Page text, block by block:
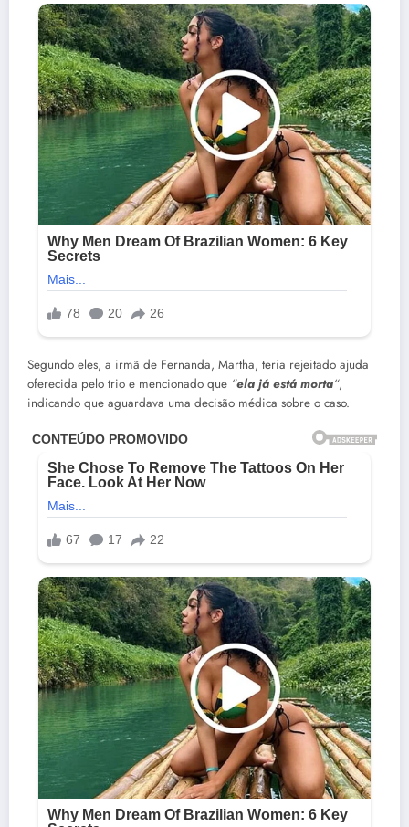
Segundo eles, a irmã de Fernanda, Martha, teria rejeitado ajuda
oferecida pelo trio e mencionado que “ela já está morta“,
indicando que aguardava uma decisão médica sobre o caso.